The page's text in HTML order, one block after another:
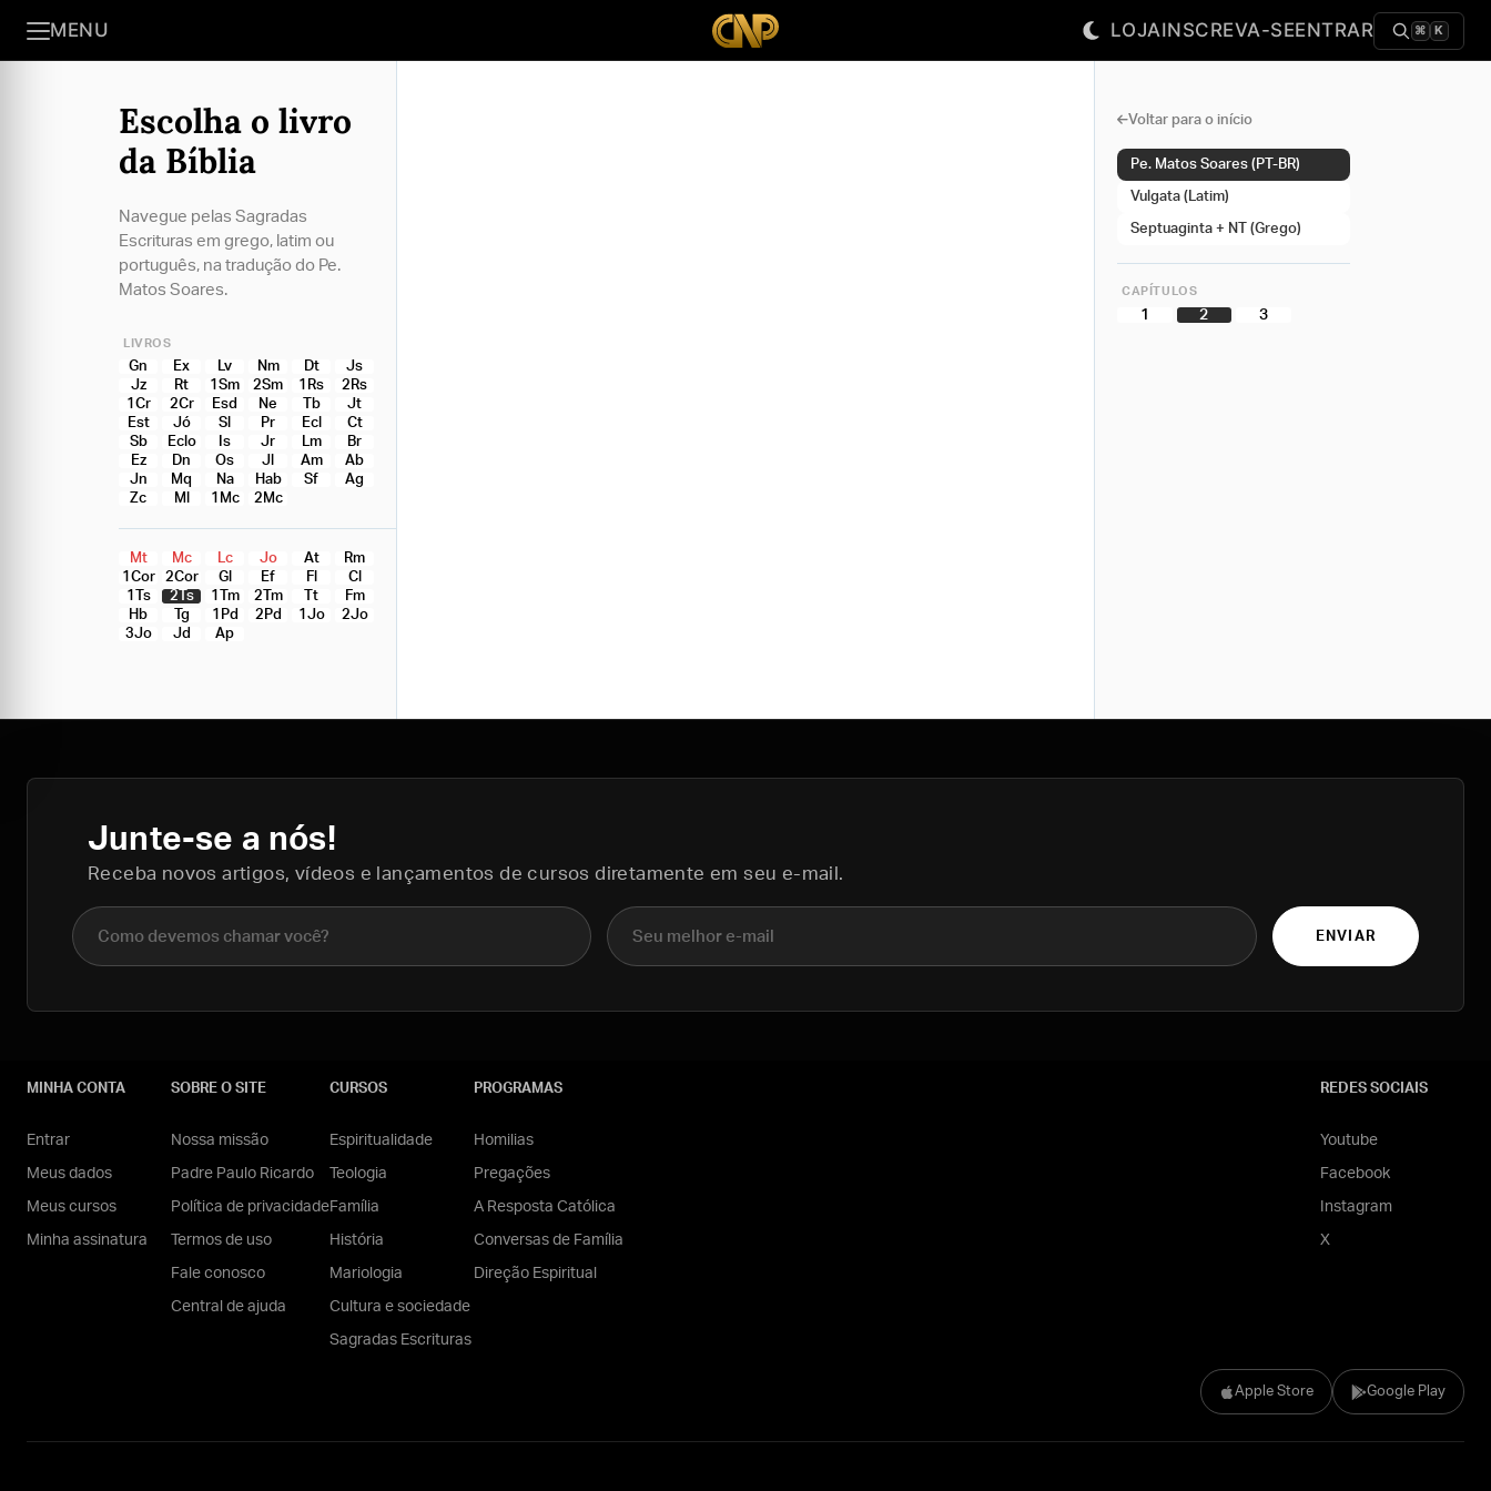
MENU LOJAINSCREVA-SEENTRAR ⌘ K
Escolha o livro
da Bíblia
Navegue pelas Sagradas
Escrituras em grego, latim ou
português, na tradução do Pe.
Matos Soares.
LIVROS
Gn Ex Lv Nm Dt
Js
Jz
Rt 1Sm 2Sm 1Rs
2Rs
1Cr
2Cr Esd Ne Tb
Jt
Est
Jó Sl Pr Ecl
Ct
Sb
Eclo Is Jr Lm
Br
Ez
Dn Os Jl Am
Ab
Jn
Mq Na Hab Sf
Ag
Zc
Ml 1Mc 2Mc
Mt Mc Lc Jo At
Rm
1Cor
2Cor Gl Ef Fl
Cl
1Ts
2Ts 1Tm 2Tm Tt
Fm
Hb
Tg 1Pd 2Pd 1Jo
2Jo
3Jo
Jd Ap
Voltar para o início
Pe. Matos Soares (PT-BR)
Vulgata (Latim)
Septuaginta + NT (Grego)
CAPÍTULOS
1 2 3
Junte-se a nós!
Receba novos artigos, vídeos e lançamentos de cursos diretamente em seu e-mail.
Nome completo E-mail
ENVIAR
Apple Store Google Play
MINHA CONTA
Entrar
Meus dados
Meus cursos
Minha assinatura
SOBRE O SITE
Nossa missão
Padre Paulo Ricardo
Política de privacidade
Termos de uso
Fale conosco
Central de ajuda
CURSOS
Espiritualidade
Teologia
Família
História
Mariologia
Cultura e sociedade
Sagradas Escrituras
PROGRAMAS
Homilias
Pregações
A Resposta Católica
Conversas de Família
Direção Espiritual
REDES SOCIAIS
Youtube
Facebook
Instagram
X